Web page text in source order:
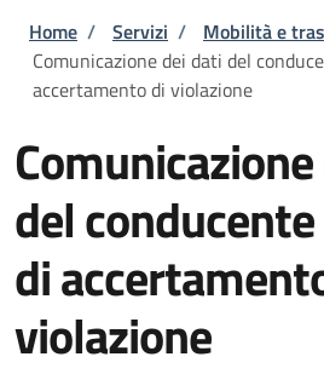
Briciole di pane
Home / Servizi / Mobilità e
Comunicazione dei dati del
accertamento di violazione
del
di
violazione